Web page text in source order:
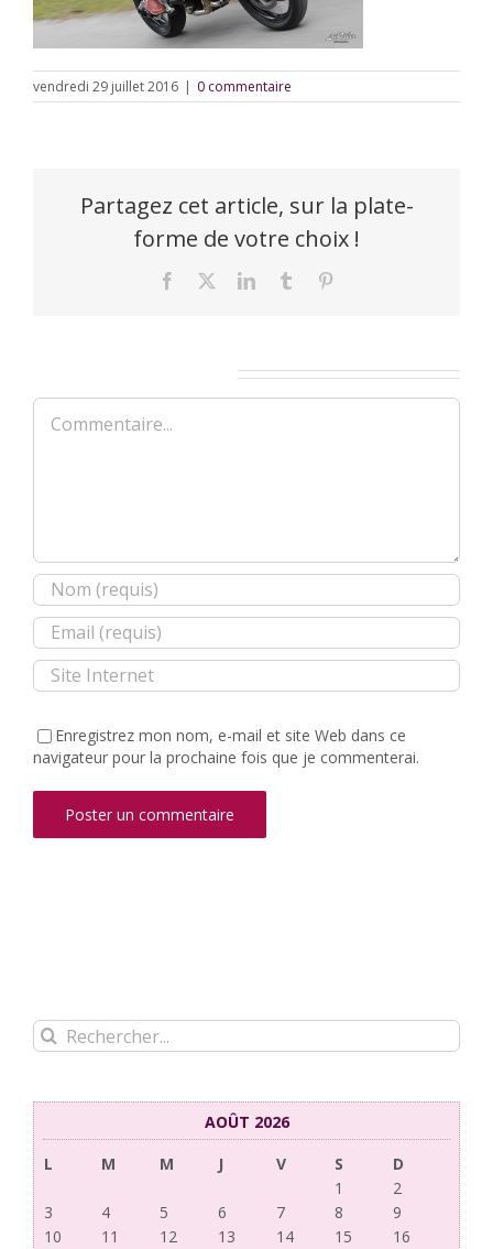
vendredi 29 juillet 2016 | 0 commentaire
Partagez cet article, sur la plate-
forme de votre choix !
Facebook LinkedInTumblr
Commentaire
Enregistrez mon nom, e-mail et site Web dans ce
navigateur pour la prochaine fois que je commenterai.
Rechercher:
AOÛT 2026
L
M M J V S
D
1
2
3
4 5 6 7 8
9
10
11 12 13 14 15
16